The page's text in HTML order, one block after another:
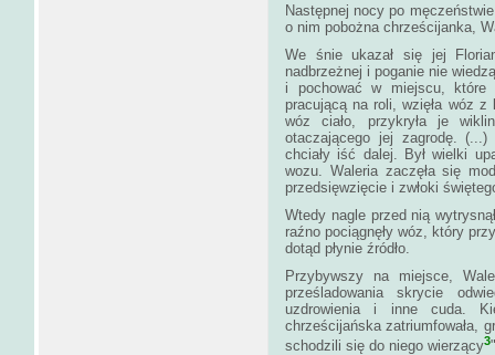
Następnej nocy po
o nim pobożna chrześcijanka,
We śnie ukazał się jej
nadbrzeżnej i poganie nie
i pochować w miejscu, które
pracującą na roli, wzięła wóz
wóz ciało, przykryła je
otaczającego jej zagrodę.
chciały iść dalej. Był wielki
wozu. Waleria zaczęła się
przedsięwzięcie i zwłoki
Wtedy nagle przed nią
raźno pociągnęły wóz, który
dotąd płynie źródło.
Przybywszy na miejsce,
prześladowania skrycie
uzdrowienia i inne cuda.
chrześcijańska zatriumfowała,
schodzili się do niego wierzący3